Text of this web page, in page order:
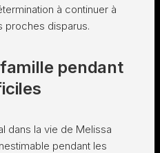
à continuer à
proches disparus.
pendant
dans la vie de Melissa
pendant les